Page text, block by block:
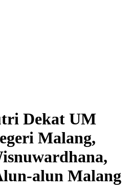
Dekat UM
Malang,
alun Malang